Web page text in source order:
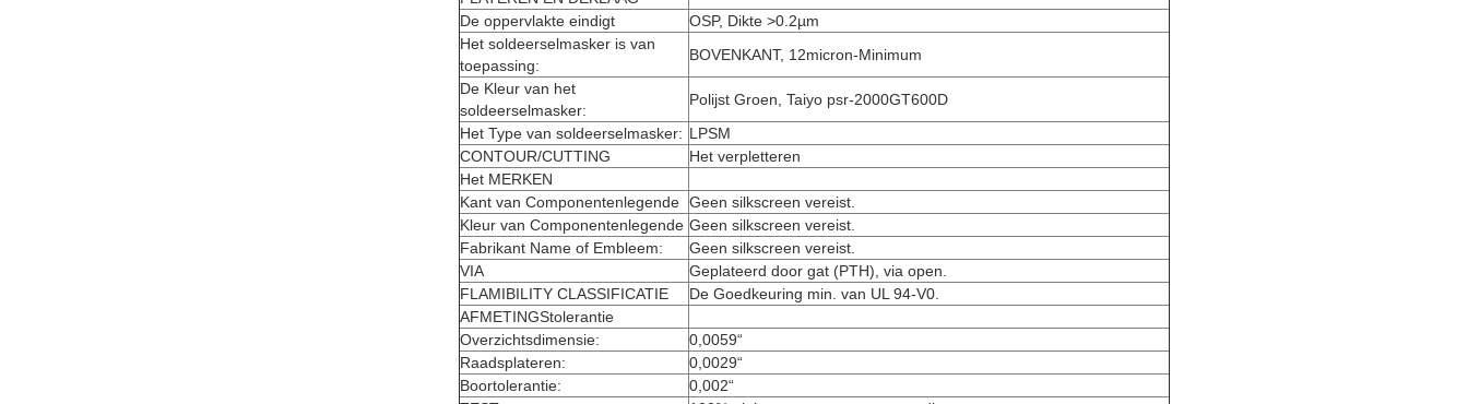
De oppervlakte eindigt
OSP, Dikte >0.2µm
Het soldeerselmasker is van
toepassing:
BOVENKANT, 12micron-Minimum
De Kleur van het
soldeerselmasker:
Polijst Groen, Taiyo psr-2000GT600D
Het Type van soldeerselmasker: LPSM
CONTOUR/CUTTING
Het verpletteren
Het MERKEN
Kant van Componentenlegende Geen silkscreen vereist.
Kleur van Componentenlegende Geen silkscreen vereist.
Fabrikant Name of Embleem:
Geen silkscreen vereist.
VIA
Geplateerd door gat (PTH), via open.
FLAMIBILITY CLASSIFICATIE
De Goedkeuring min. van UL 94-V0.
AFMETINGStolerantie
Overzichtsdimensie:
0,0059“
Raadsplateren:
0,0029“
Boortolerantie:
0,002“